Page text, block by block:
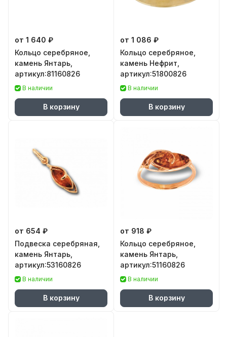
от 1 640 ₽
Кольцо серебряное,
камень Янтарь,
артикул:81160826
В наличии
В корзину
от 1 086 ₽
Кольцо серебряное,
камень Нефрит,
артикул:51800826
В наличии
В корзину
от 654 ₽
Подвеска серебряная,
камень Янтарь,
артикул:53160826
В наличии
В корзину
от 918 ₽
Кольцо серебряное,
камень Янтарь,
артикул:51160826
В наличии
В корзину